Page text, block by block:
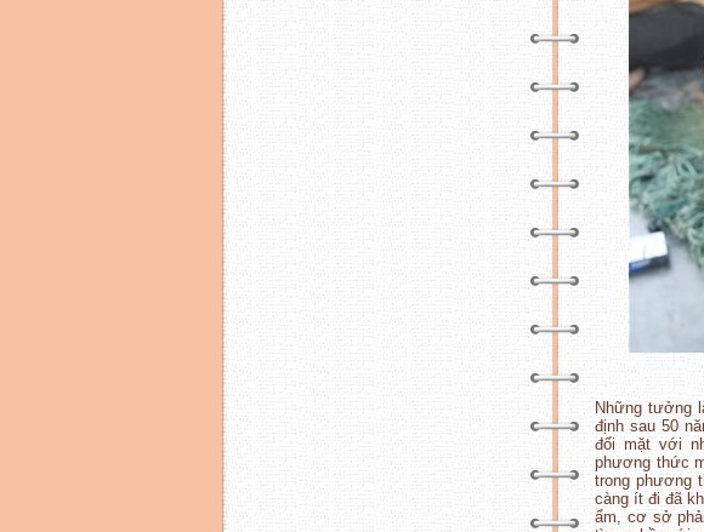
Những tưởng
định sau 50
đối mặt với
phương thức
trong phương
càng ít đi đã
ẩm, cơ sở